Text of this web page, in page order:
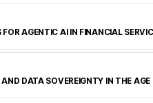
FOR AGENTIC AI IN FINANCIAL
AND DATA SOVEREIGNTY IN THE